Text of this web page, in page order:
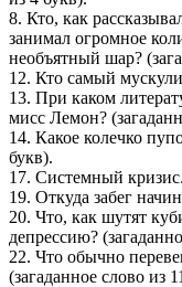
8. Кто, как
занимал огромное
необъятный шар?
12. Кто самый
13. При каком
мисс Лемон?
14. Какое колечко
букв).
17. Системный
19. Откуда забег
20. Что, как шутят
депрессию?
22. Что обычно
(загаданное слово из